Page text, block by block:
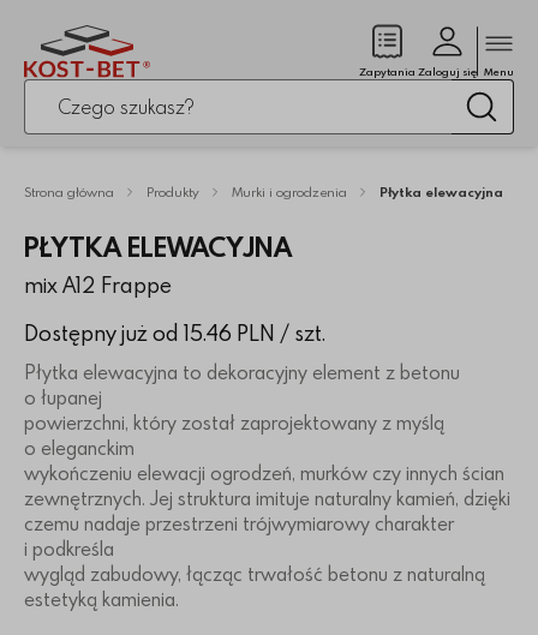
Po kliknięciu przycisku fraza zostanie wyszukana
Zapytania
(pusty)Zaloguj się Menu
Strona główna Produkty Murki i ogrodzenia Płytka elewacyjna
PŁYTKA ELEWACYJNA
mix A12 Frappe
Dostępny już od 15.46 PLN / szt.
Płytka elewacyjna to dekoracyjny element z betonu
o łupanej
powierzchni, który został zaprojektowany z myślą
o eleganckim
wykończeniu elewacji ogrodzeń, murków czy innych ścian
zewnętrznych. Jej struktura imituje naturalny kamień, dzięki
czemu nadaje przestrzeni trójwymiarowy charakter
i podkreśla
wygląd zabudowy, łącząc trwałość betonu z naturalną
estetyką kamienia.